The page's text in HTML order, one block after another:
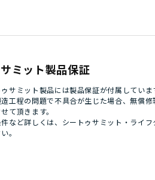
ミット製品保証
サミット製品には製品保証が付属していま
工程の問題で不具合が生じた場合、無償
て頂きます。
など詳しくは、 シートゥサミット・ライフ
。